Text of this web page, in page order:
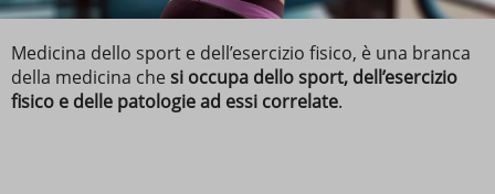
Medicina dello sport e dell’esercizio fisico, è una branca
della medicina che si occupa dello sport, dell’esercizio
fisico e delle patologie ad essi correlate.